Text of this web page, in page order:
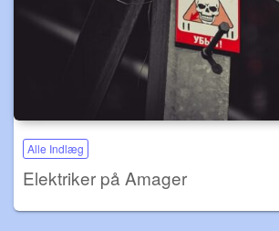
Alle Indlæg
Elektriker på Amager